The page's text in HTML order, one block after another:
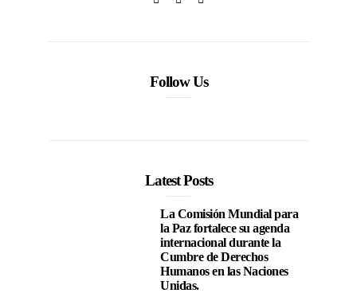
Follow Us
Latest Posts
La Comisión Mundial para
la Paz fortalece su agenda
internacional durante la
Cumbre de Derechos
Humanos en las Naciones
Unidas.